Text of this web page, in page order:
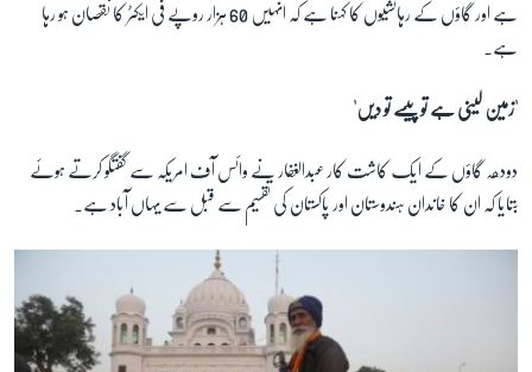
ہے اور گاؤں کے رہائشیوں کا کہنا ہے کہ انہیں 60 ہزار روپے فی ایکٹر کا نقصان ہو رہا
ہے۔
'زمین لینی ہے تو پیسے تو دیں'
دودھہ گاؤں کے ایک کاشت کار عبدالغفار نے وائس آف امریکہ سے گفتگو کرتے ہوئے
بتایا کہ ان کا خاندان ہندوستان اور پاکستان کی تقسیم سے قبل سے یہاں آباد ہے۔